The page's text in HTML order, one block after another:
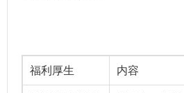
福利厚生 内容